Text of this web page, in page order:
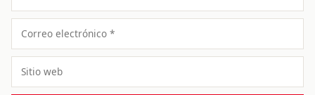
Correo
electrónico
Sitio
web